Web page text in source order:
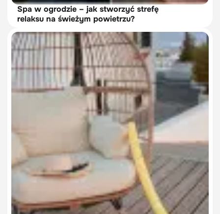
Spa w ogrodzie – jak stworzyć strefę
relaksu na świeżym powietrzu?